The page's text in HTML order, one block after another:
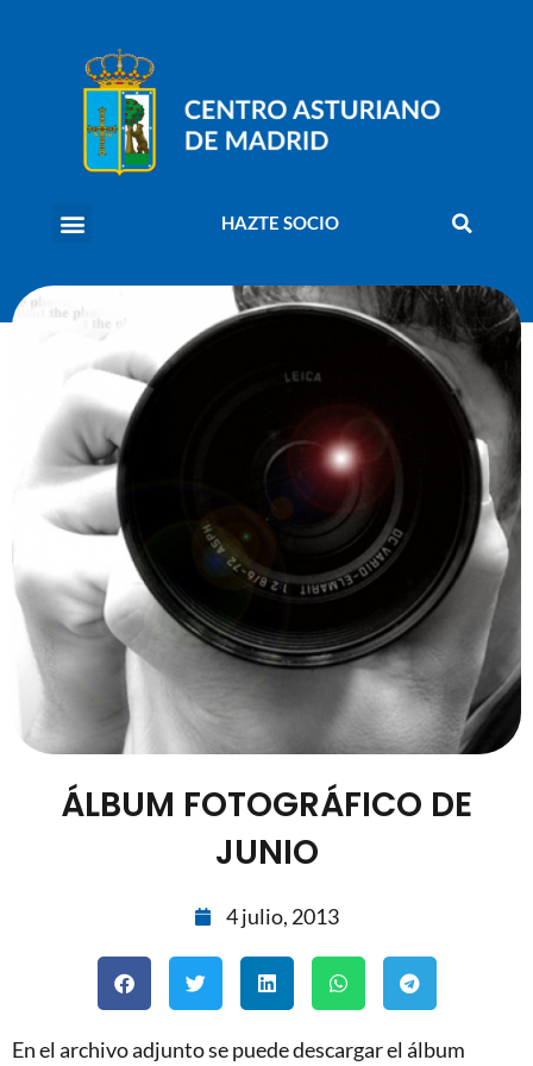
HAZTE SOCIO
ÁLBUM FOTOGRÁFICO DE
JUNIO
4 julio, 2013
En el archivo adjunto se puede descargar el álbum